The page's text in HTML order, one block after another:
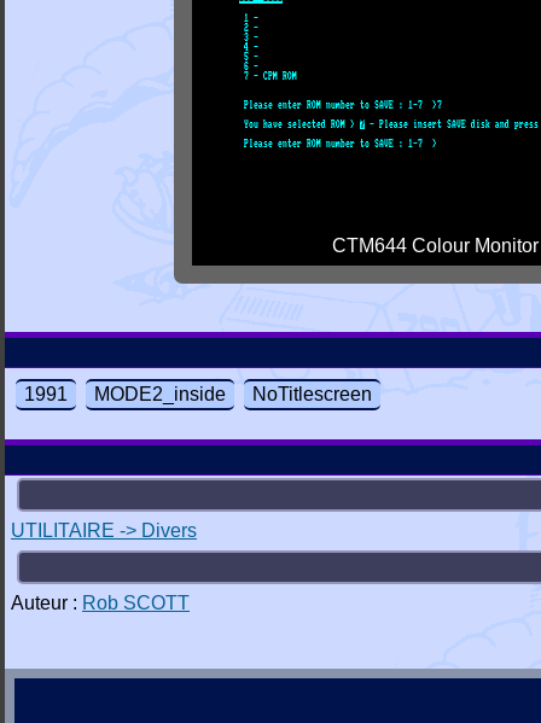
CTM644 Colour Monitor
1991 MODE2_inside NoTitlescreen
UTILITAIRE -> Divers
Auteur : Rob SCOTT